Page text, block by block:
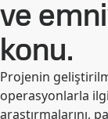
ve
konu.
Projenin
operasyonlarla
araştırmalarını,